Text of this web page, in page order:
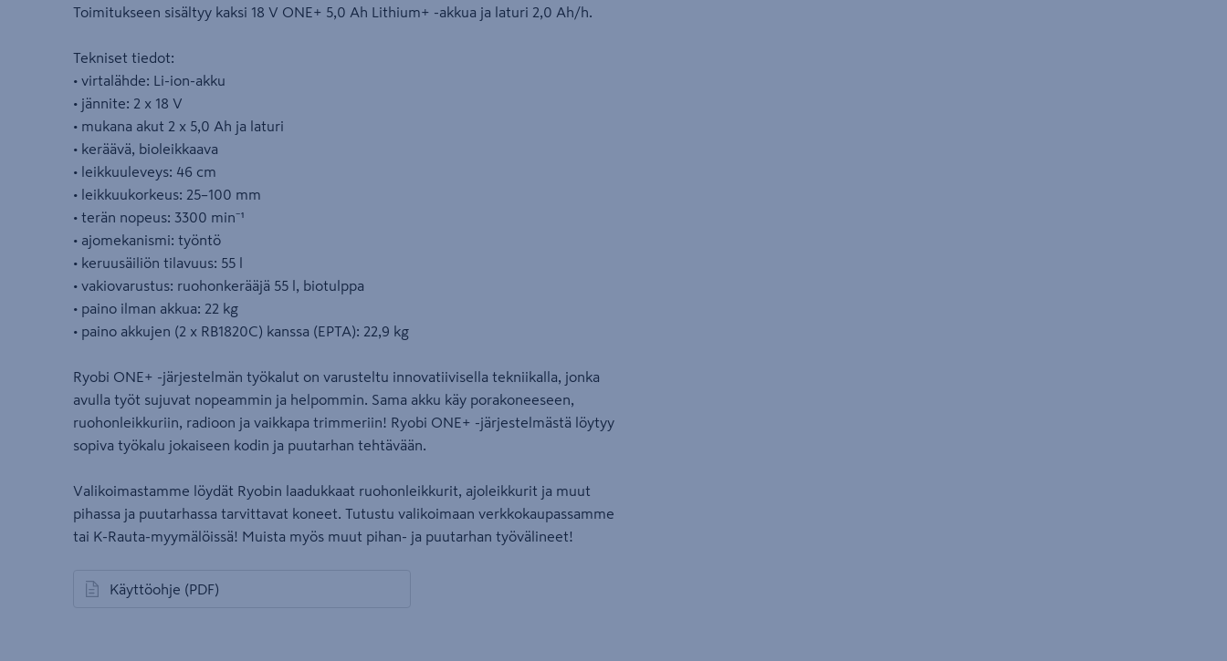
Toimitukseen sisältyy kaksi 18 V ONE+ 5,0 Ah Lithium+ -akkua ja laturi 2,0 Ah/h.
Tekniset tiedot:
• virtalähde: Li-ion-akku
• jännite: 2 x 18 V
• mukana akut 2 x 5,0 Ah ja laturi
• keräävä, bioleikkaava
• leikkuuleveys: 46 cm
• leikkuukorkeus: 25–100 mm
• terän nopeus: 3300 min⁻¹
• ajomekanismi: työntö
• keruusäiliön tilavuus: 55 l
• vakiovarustus: ruohonkerääjä 55 l, biotulppa
• paino ilman akkua: 22 kg
• paino akkujen (2 x RB1820C) kanssa (EPTA): 22,9 kg
Ryobi ONE+ -järjestelmän työkalut on varusteltu innovatiivisella tekniikalla, jonka
avulla työt sujuvat nopeammin ja helpommin. Sama akku käy porakoneeseen,
ruohonleikkuriin, radioon ja vaikkapa trimmeriin! Ryobi ONE+ -järjestelmästä löytyy
sopiva työkalu jokaiseen kodin ja puutarhan tehtävään.
Valikoimastamme löydät Ryobin laadukkaat ruohonleikkurit, ajoleikkurit ja muut
pihassa ja puutarhassa tarvittavat koneet. Tutustu valikoimaan verkkokaupassamme
tai K-Rauta-myymälöissä! Muista myös muut pihan- ja puutarhan työvälineet!
Käyttöohje (PDF)
avautuu uuteen välilehteen